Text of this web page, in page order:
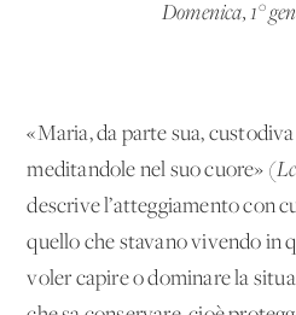
Domenica, 1°
«Maria, da parte sua,
meditandole nel suo cuore» (Lc
descrive l’atteggiamento con
quello che stavano vivendo in
voler capire o dominare la